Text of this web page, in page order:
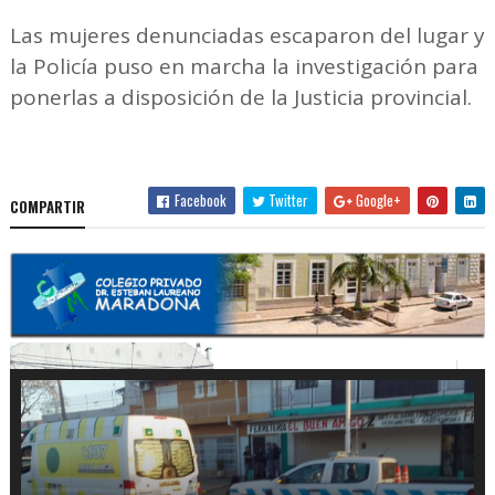
Las mujeres denunciadas escaparon del lugar y
la Policía puso en marcha la investigación para
ponerlas a disposición de la Justicia provincial.
COMPARTIR Facebook Twitter Google+